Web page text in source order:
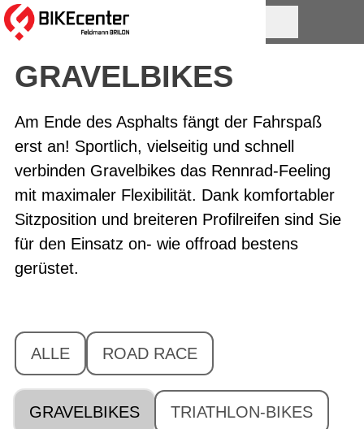
GRAVELBIKES
Am Ende des Asphalts fängt der Fahrspaß
erst an! Sportlich, vielseitig und schnell
verbinden Gravelbikes das Rennrad-Feeling
mit maximaler Flexibilität. Dank komfortabler
Sitzposition und breiteren Profilreifen sind Sie
für den Einsatz on- wie offroad bestens
gerüstet.
ALLE ROAD RACE
GRAVELBIKES TRIATHLON-BIKES